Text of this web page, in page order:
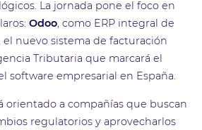
La jornada pone el foco en
Odoo, como ERP integral de
, el nuevo sistema de facturación
Tributaria que marcará el
software empresarial en España.
orientado a compañías que buscan
regulatorios y aprovecharlos